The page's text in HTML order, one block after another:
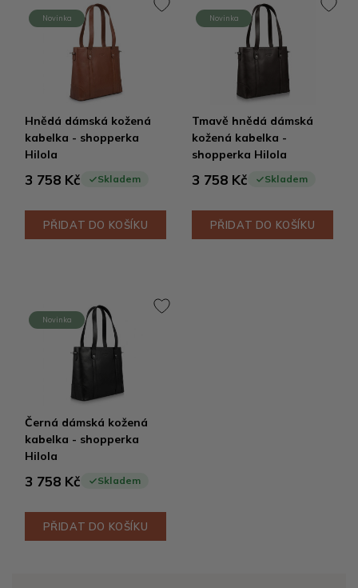
Novinka
Hnědá dámská kožená
kabelka - shopperka
Hilola
3 758 Kč Skladem
PŘIDAT DO KOŠÍKU
Novinka
Tmavě hnědá dámská
kožená kabelka -
shopperka Hilola
3 758 Kč Skladem
PŘIDAT DO KOŠÍKU
Novinka
Černá dámská kožená
kabelka - shopperka
Hilola
3 758 Kč Skladem
PŘIDAT DO KOŠÍKU